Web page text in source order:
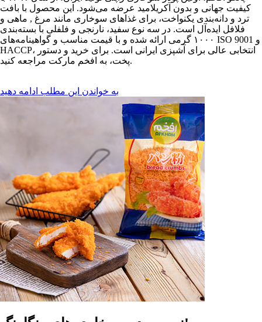
کیفیت جهانی و بدون آکریلامید عرضه می‌شود. این محصول با بافت
ترد و دانه‌بندی یکنواخت، برای غذاهای سوخاری مانند مرغ , ماهی و
فلافل ایده‌آل است. در سه نوع سفید، نارنجی و فلفلی با بسته‌بندی
۱۰۰۰ گرمی ارائه شده و با قیمت مناسب و گواهینامه‌های ISO 9001 و
HACCP، انتخابی عالی برای آشپزی ایرانی است. برای خرید و دستور
پخت، به افخم مارکت مراجعه کنید.
به خواندن این مطلب ادامه دهید